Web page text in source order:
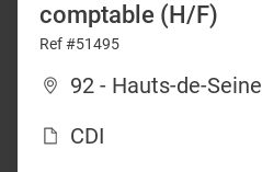
comptable (H/F)
Ref #51495
92 - Hauts-de-Seine
CDI